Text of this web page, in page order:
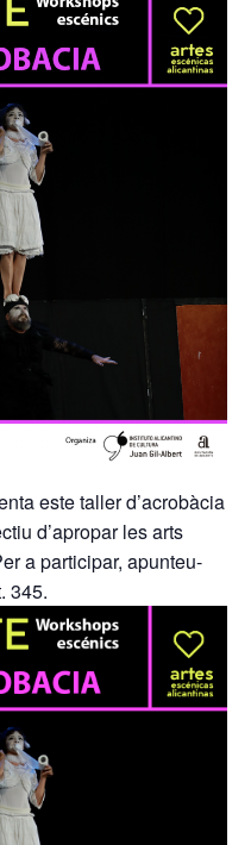
este taller d’acrobàcia
d’apropar les arts
a participar, apunteu-
345.